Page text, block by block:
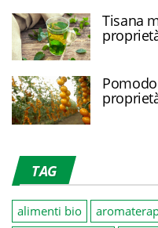
Tisana
TAG
alimenti bio